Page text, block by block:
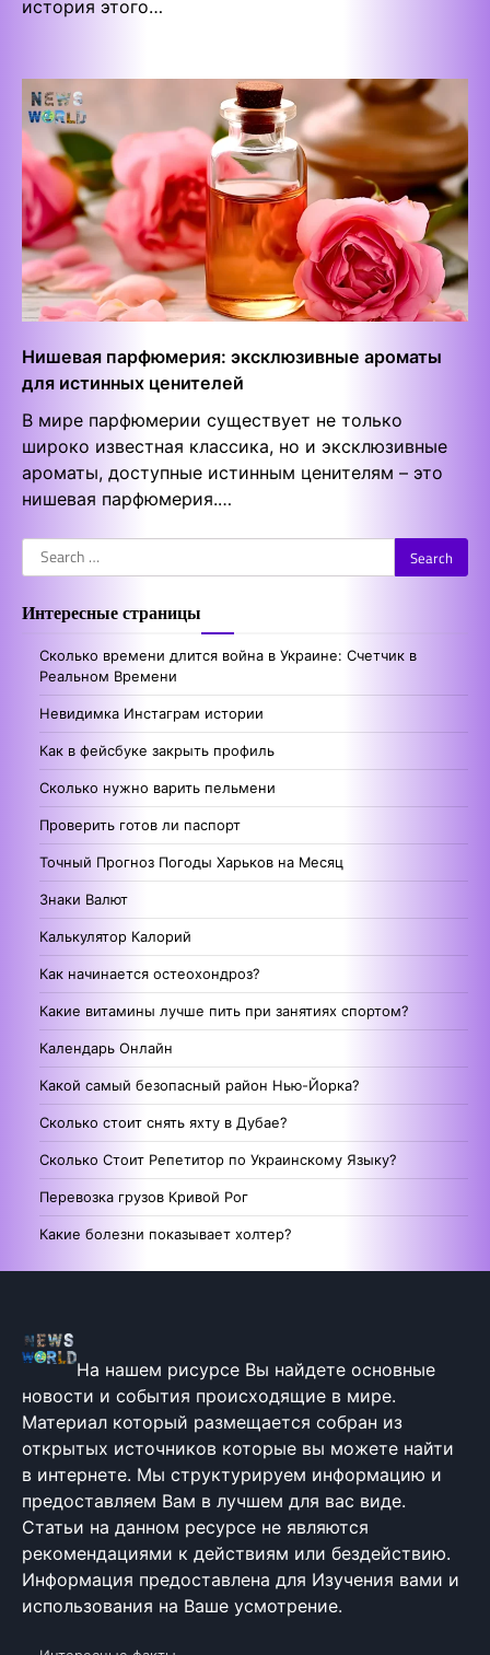
история этого…
Нишевая парфюмерия: эксклюзивные ароматы
для истинных ценителей
В мире парфюмерии существует не только
широко известная классика, но и эксклюзивные
ароматы, доступные истинным ценителям – это
нишевая парфюмерия.…
Search
for:
Интересные страницы
Сколько времени длится война в Украине: Счетчик в
Реальном Времени
Невидимка Инстаграм истории
Как в фейсбуке закрыть профиль
Сколько нужно варить пельмени
Проверить готов ли паспорт
Точный Прогноз Погоды Харьков на Месяц
Знаки Валют
Калькулятор Калорий
Как начинается остеохондроз?
Какие витамины лучше пить при занятиях спортом?
Календарь Онлайн
Какой самый безопасный район Нью-Йорка?
Сколько стоит снять яхту в Дубае?
Сколько Стоит Репетитор по Украинскому Языку?
Перевозка грузов Кривой Рог
Какие болезни показывает холтер?
На нашем рисурсе Вы найдете основные
новости и события происходящие в мире.
Материал который размещается собран из
открытых источников которые вы можете найти
в интернете. Мы структурируем информацию и
предоставляем Вам в лучшем для вас виде.
Статьи на данном ресурсе не являются
рекомендациями к действиям или бездействию.
Информация предоставлена для Изучения вами и
использования на Ваше усмотрение.